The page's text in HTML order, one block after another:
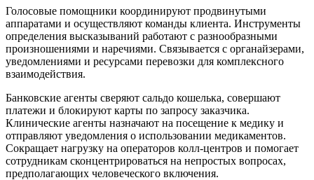
Голосовые помощники координируют продвинутыми
аппаратами и осуществляют команды клиента. Инструменты
определения высказываний работают с разнообразными
произношениями и наречиями. Связывается с органайзерами,
уведомлениями и ресурсами перевозки для комплексного
взаимодействия.
Банковские агенты сверяют сальдо кошелька, совершают
платежи и блокируют карты по запросу заказчика.
Клинические агенты назначают на посещение к медику и
отправляют уведомления о использовании медикаментов.
Сокращает нагрузку на операторов колл-центров и помогает
сотрудникам сконцентрироваться на непростых вопросах,
предполагающих человеческого включения.